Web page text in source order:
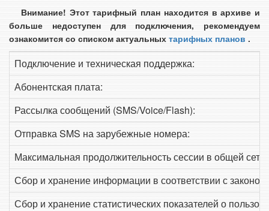
Внимание! Этот тарифный план находится в архиве и
больше недоступен для подключения, рекомендуем
ознакомится со списком актуальных тарифных планов .
Подключение и техническая поддержка:
Абонентская плата:
Рассылка сообщений (SMS/Voice/Flash):
Отправка SMS на зарубежные номера:
Максимальная продолжительность сессии в общей сети
Сбор и хранение информации в соответствии с
Сбор и хранение статистических показателей о